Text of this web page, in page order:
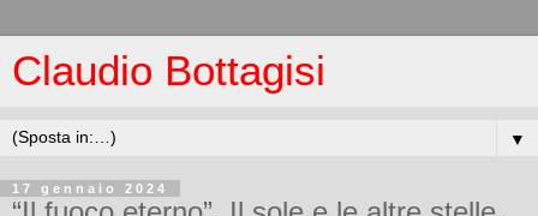
Claudio Bottagisi
▼
17 gennaio 2024